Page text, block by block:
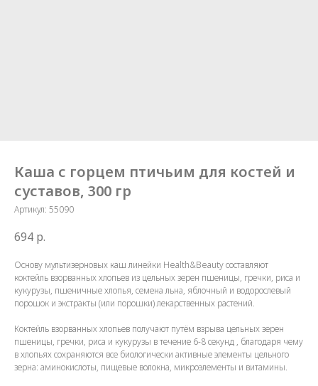
Каша с горцем птичьим для костей и
суставов, 300 гр
Артикул: 55090
694 р.
Основу мультизерновых каш линейки Health&Beauty составляют
коктейль взорванных хлопьев из цельных зерен пшеницы, гречки, риса и
кукурузы, пшеничные хлопья, семена льна, яблочный и водорослевый
порошок и экстракты (или порошки) лекарственных растений.
Коктейль взорванных хлопьев получают путём взрыва цельных зерен
пшеницы, гречки, риса и кукурузы в течение 6-8 секунд , благодаря чему
в хлопьях сохраняются все биологически активные элементы цельного
зерна: аминокислоты, пищевые волокна, микроэлементы и витамины.